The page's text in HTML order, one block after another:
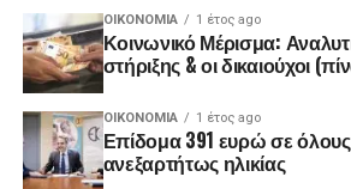
ΟΙΚΟΝΟΜΊΑ 1 έτος ago
Κοινωνικό Μέρισμα:
στήριξης & οι δικαιούχοι
ΟΙΚΟΝΟΜΊΑ 1 έτος ago
Επίδομα 391 ευρώ σε
ανεξαρτήτως ηλικίας